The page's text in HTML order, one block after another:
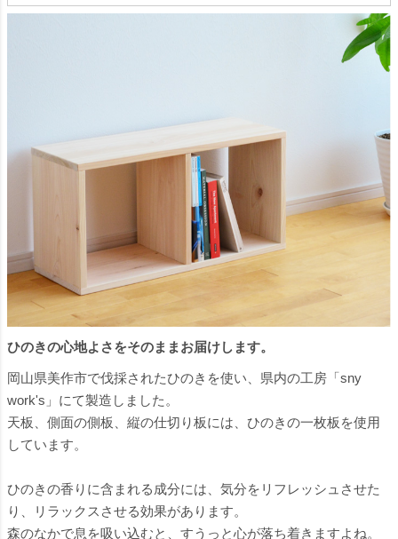
ひのきの心地よさをそのままお届けします。
岡山県美作市で伐採されたひのきを使い、県内の工房「sny
work's」にて製造しました。
天板、側面の側板、縦の仕切り板には、ひのきの一枚板を使用
しています。
ひのきの香りに含まれる成分には、気分をリフレッシュさせた
り、リラックスさせる効果があります。
森のなかで息を吸い込むと、すうっと心が落ち着きますよね。